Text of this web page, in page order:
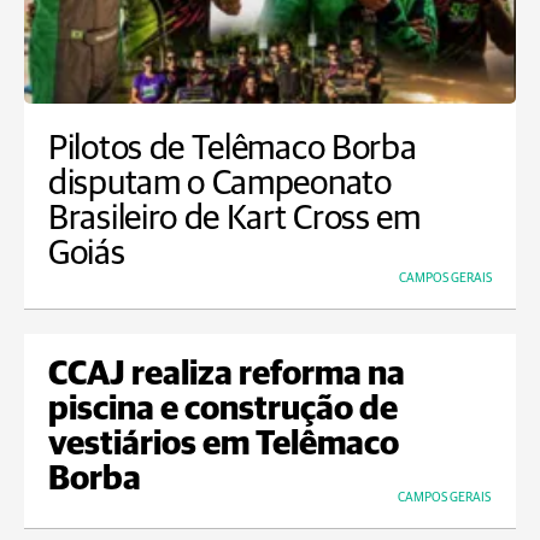
Pilotos de Telêmaco Borba
disputam o Campeonato
Brasileiro de Kart Cross em
Goiás
CAMPOS GERAIS
CCAJ realiza reforma na
piscina e construção de
vestiários em Telêmaco
Borba
CAMPOS GERAIS